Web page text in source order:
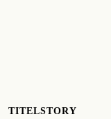
TITELSTORY